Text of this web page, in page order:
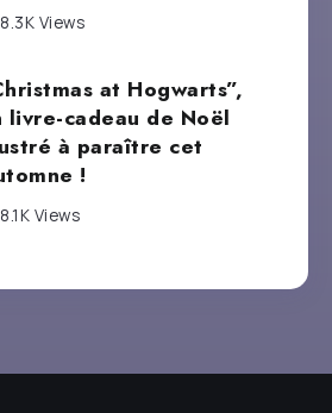
8.3K Views
at Hogwarts”,
livre-cadeau de Noël
à paraître cet
!
8.1K Views